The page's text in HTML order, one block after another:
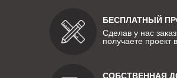
БЕСПЛАТНЫЙ
Сделав у нас
получаете проект
СОБСТВЕННАЯ